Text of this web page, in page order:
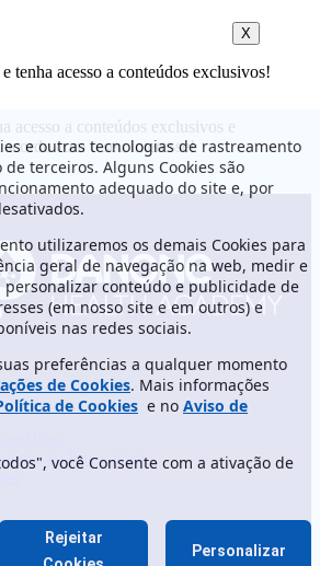
X
tenha acesso a conteúdos exclusivos!
acesso a conteúdos exclusivos e
com o seu interesse!
de Privacidade
e outras tecnologias de rastreamento
terceiros. Alguns Cookies são
adequado do site e, por
utilizaremos os demais Cookies para
geral de navegação na web, medir e
personalizar conteúdo e publicidade de
(em nosso site e em outros) e
nas redes sociais.
preferências a qualquer momento
de Cookies. Mais informações
de Cookies e no Aviso de
você Consente com a ativação de
Rejeitar
Personalizar